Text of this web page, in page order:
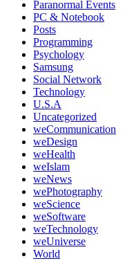
Paranormal Events
PC & Notebook
Posts
Programming
Psychology
Samsung
Social Network
Technology
U.S.A
Uncategorized
weCommunication
weDesign
weHealth
weIslam
weNews
wePhotography
weScience
weSoftware
weTechnology
weUniverse
World